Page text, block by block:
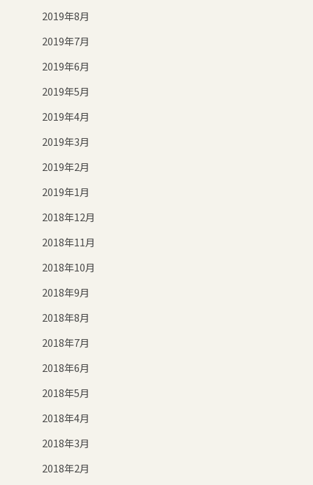
2019年8月
2019年7月
2019年6月
2019年5月
2019年4月
2019年3月
2019年2月
2019年1月
2018年12月
2018年11月
2018年10月
2018年9月
2018年8月
2018年7月
2018年6月
2018年5月
2018年4月
2018年3月
2018年2月